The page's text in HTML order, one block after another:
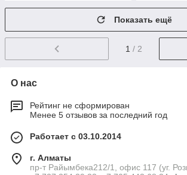
Показать ещё
1 / 2
О нас
Рейтинг не сформирован
Менее 5 отзывов за последний год
Работает с 03.10.2014
г. Алматы
пр-т Райымбека212/1, офис 117 (уг.